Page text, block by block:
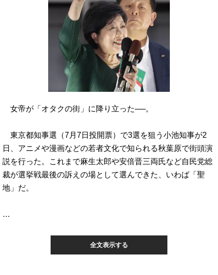
女帝が「オタクの街」に降り立った──。
東京都知事選（7月7日投開票）で3選を狙う小池知事が2
日、アニメや漫画などの若者文化で知られる秋葉原で街頭演
説を行った。これまで麻生太郎や安倍晋三両氏など自民党総
裁が選挙戦最後の訴えの場として選んできた、いわば「聖
地」だ。
…
全文表示する